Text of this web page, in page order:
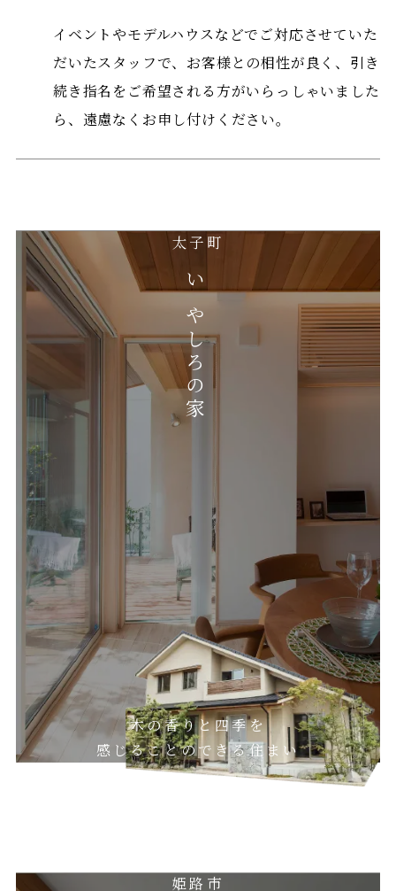
イベントやモデルハウスなどでご対応させていた
だいたスタッフで、お客様との相性が良く、引き
続き指名をご希望される方がいらっしゃいました
ら、遠慮なくお申し付けください。
太子町
いやしろの家
木の香りと四季を
感じることのできる住まい
姫路市